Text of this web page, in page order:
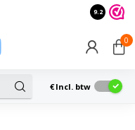
9.2
0
€ Incl. btw